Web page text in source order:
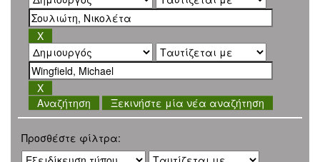
Ξεκινήστε μία νέα αναζήτηση
Προσθέστε φίλτρα: